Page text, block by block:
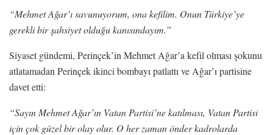
“Mehmet Ağar’ı savunuyorum, ona kefilim. Onun Türkiye’ye
gerekli bir şahsiyet olduğu kanısındayım.”
Siyaset gündemi, Perinçek’in Mehmet Ağar’a kefil olması şokunu
atlatamadan Perinçek ikinci bombayı patlattı ve Ağar’ı partisine
davet etti:
“Sayın Mehmet Ağar’ın Vatan Partisi’ne katılması, Vatan Partisi
için çok güzel bir olay olur. O her zaman önder kadrolarda